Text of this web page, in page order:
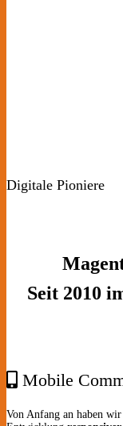
Digitale Pioniere
Seit 2010
Mobile
Von Anfang an haben